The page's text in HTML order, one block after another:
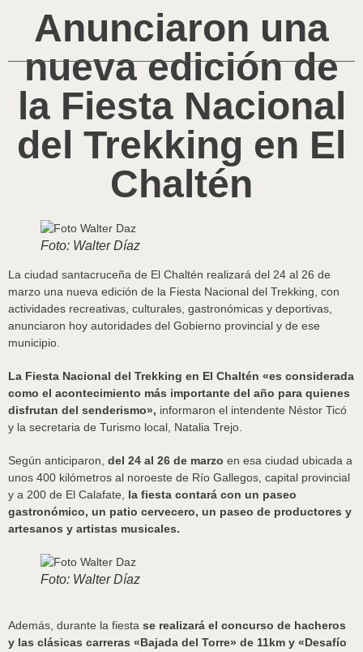
Anunciaron una
nueva edición de
la Fiesta Nacional
del Trekking en El
Chaltén
Foto: Walter Díaz
La ciudad santacruceña de El Chaltén realizará del 24 al 26 de
marzo una nueva edición de la Fiesta Nacional del Trekking, con
actividades recreativas, culturales, gastronómicas y deportivas,
anunciaron hoy autoridades del Gobierno provincial y de ese
municipio.
La Fiesta Nacional del Trekking en El Chaltén «es considerada
como el acontecimiento más importante del año para quienes
disfrutan del senderismo», informaron el intendente Néstor Ticó
y la secretaria de Turismo local, Natalia Trejo.
Según anticiparon, del 24 al 26 de marzo en esa ciudad ubicada a
unos 400 kilómetros al noroeste de Río Gallegos, capital provincial
y a 200 de El Calafate,
la fiesta contará con un paseo
gastronómico, un patio cervecero, un paseo de productores y
artesanos y artistas musicales.
Foto: Walter Díaz
Además, durante la fiesta se realizará el concurso de hacheros
y las clásicas carreras «Bajada del Torre» de 11km y «Desafío